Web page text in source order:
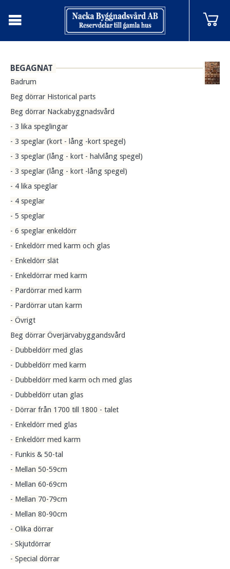
BEGAGNAT
Badrum
Beg dörrar Historical parts
Beg dörrar Nackabyggnadsvård
- 3 lika speglingar
- 3 speglar (kort - lång -kort spegel)
- 3 speglar (lång - kort - halvlång spegel)
- 3 speglar (lång - kort -lång spegel)
- 4 lika speglar
- 4 speglar
- 5 speglar
- 6 speglar enkeldörr
- Enkeldörr med karm och glas
- Enkeldörr slät
- Enkeldörrar med karm
- Pardörrar med karm
- Pardörrar utan karm
- Övrigt
Beg dörrar Överjärvabyggandsvård
- Dubbeldörr med glas
- Dubbeldörr med karm
- Dubbeldörr med karm och med glas
- Dubbeldörr utan glas
- Dörrar från 1700 till 1800 - talet
- Enkeldörr med glas
- Enkeldörr med karm
- Funkis & 50-tal
- Mellan 50-59cm
- Mellan 60-69cm
- Mellan 70-79cm
- Mellan 80-90cm
- Olika dörrar
- Skjutdörrar
- Special dörrar